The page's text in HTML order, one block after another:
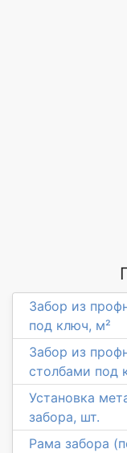
Забор из
под ключ, м²
Забор из
столбами под
Установка
забора, шт.
Рама забора